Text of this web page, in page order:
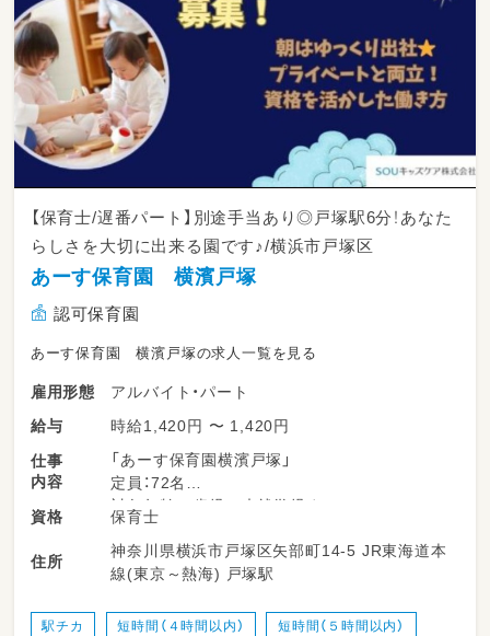
【保育士/遅番パート】別途手当あり◎戸塚駅6分！あなた
らしさを大切に出来る園です♪/横浜市戸塚区
あーす保育園 横濱戸塚
認可保育園
あーす保育園 横濱戸塚の求人一覧を見る
雇用形態
アルバイト・パート
給与
時給1,420円 〜 1,420円
仕事
内容
「あーす保育園横濱戸塚」
定員：72名
対象年齢：1歳児～未就学児まで
＼主な業務例／
・乳幼児の保育
・製作、行事の企画実施の補助 など
資格 保育士
住所
神奈川県横浜市戸塚区矢部町14-5 JR東海道本
線(東京～熱海) 戸塚駅
駅チカ 短時間（４時間以内） 短時間（５時間以内）